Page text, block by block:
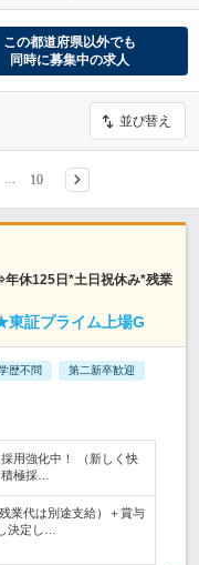
この都道府県以外でも
同時に募集中の求人
並び替え
10
休125日*土日祝休み*残業
東証プライム上場G
歴不問 第二新卒歓迎
用強化中！ （新しく快
極採…
業代は別途支給）＋賞与
決定し…